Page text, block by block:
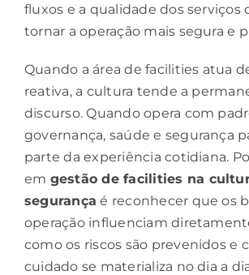
fluxos e a qualidade dos serviços
tornar a operação mais segura e
Quando a área de facilities atua
reativa, a cultura tende a
discurso. Quando opera com
governança, saúde e segurança
parte da experiência cotidiana.
em gestão de facilities na
segurança é reconhecer que os
operação influenciam
como os riscos são prevenidos e
cuidado se materializa no dia a